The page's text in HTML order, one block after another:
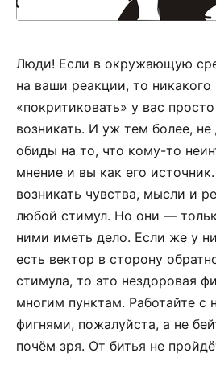
Люди! Если в окружающую
на ваши реакции, то никакого
«покритиковать» у вас
возникать. И уж тем более,
обиды на то, что кому-то
мнение и вы как его
возникать чувства, мысли и
любой стимул. Но они —
ними иметь дело. Если же у
есть вектор в сторону
стимула, то это нездоровая
многим пунктам. Работайте с
фигнями, пожалуйста, а не
почём зря. От битья не